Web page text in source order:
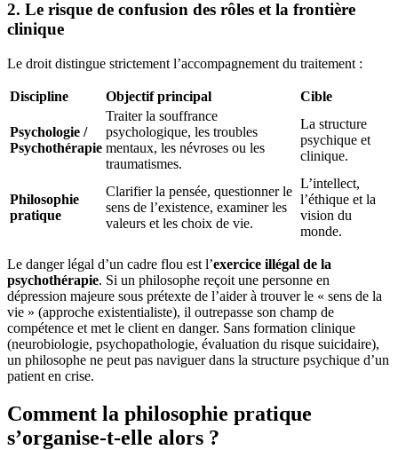
2. Le risque de confusion des rôles et la frontière
clinique
Le droit distingue strictement l’accompagnement du traitement :
Discipline Objectif principal Cible
Psychologie /
Psychothérapie
Traiter la souffrance
psychologique, les troubles
mentaux, les névroses ou les
traumatismes.
La structure
psychique et
clinique.
Philosophie
pratique
Clarifier la pensée, questionner le
sens de l’existence, examiner les
valeurs et les choix de vie.
L’intellect,
l’éthique et la
vision du
monde.
Le danger légal d’un cadre flou est l’exercice illégal de la
psychothérapie. Si un philosophe reçoit une personne en
dépression majeure sous prétexte de l’aider à trouver le « sens de la
vie » (approche existentialiste), il outrepasse son champ de
compétence et met le client en danger. Sans formation clinique
(neurobiologie, psychopathologie, évaluation du risque suicidaire),
un philosophe ne peut pas naviguer dans la structure psychique d’un
patient en crise.
Comment la philosophie pratique
s’organise-t-elle alors ?